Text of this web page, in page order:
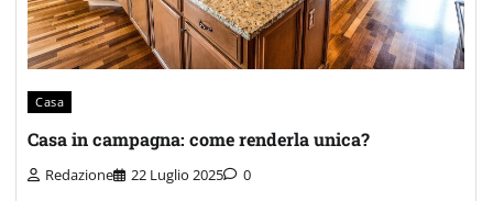
Casa
Casa in campagna: come renderla unica?
Redazione 22 Luglio 2025 0